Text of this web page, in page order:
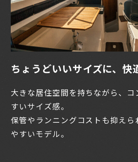
ちょうどいいサイズに、快
大きな居住空間を持ちながら、コ
すいサイズ感。
保管やランニングコストも抑えら
やすいモデル。